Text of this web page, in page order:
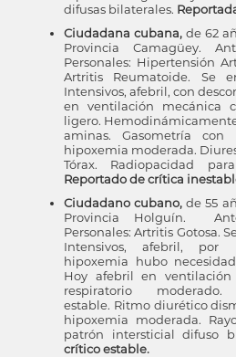
difusas bilaterales.
Ciudadana cubana, de 62
Provincia Camagüey.
Personales: Hipertensión
Artritis Reumatoide. Se
Intensivos, afebril, con
en ventilación mecánica
ligero.
aminas. Gasometría con
hipoxemia moderada.
Tórax. Radiopacidad
Reportado de crítica
Ciudadano cubano,de 55
Provincia Holguín.
Personales: Artritis Gotosa.
Intensivos, afebril, por
hipoxemia hubo
Hoy afebril en ventilación
respiratorio moderado.
estable. Ritmo diurético
hipoxemia moderada.
patrón intersticial difuso
crítico estable.